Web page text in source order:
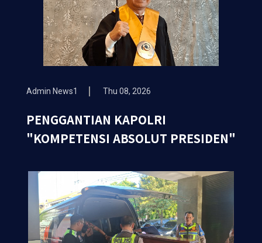
Admin News1 Thu 08, 2026
PENGGANTIAN KAPOLRI
"KOMPETENSI ABSOLUT PRESIDEN"